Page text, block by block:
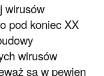
wirusów
pod koniec XX
wirusów
są w pewien